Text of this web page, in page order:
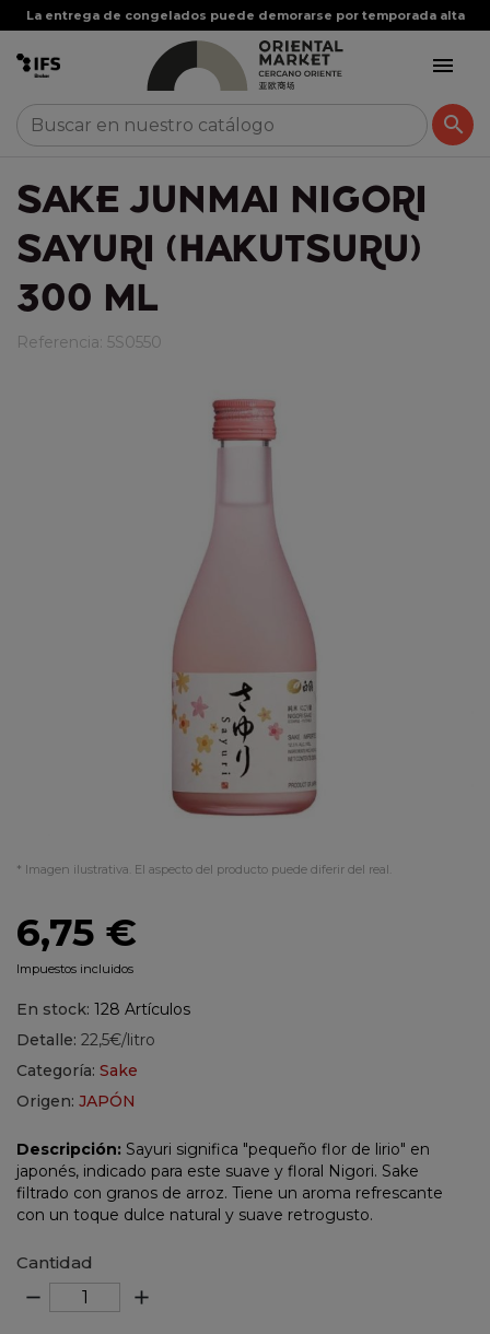
La entrega de congelados puede demorarse por temporada alta


SAKE JUNMAI NIGORI
SAYURI (HAKUTSURU)
300 ML
Referencia: 5S0550
* Imagen ilustrativa. El aspecto del producto puede diferir del real.
6,75 €
Impuestos incluidos
En stock: 128 Artículos
Detalle: 22,5€/litro
Categoría: Sake
Origen: JAPÓN
Descripción: Sayuri significa "pequeño flor de lirio" en
japonés, indicado para este suave y floral Nigori. Sake
filtrado con granos de arroz. Tiene un aroma refrescante
con un toque dulce natural y suave retrogusto.
Cantidad
remove add